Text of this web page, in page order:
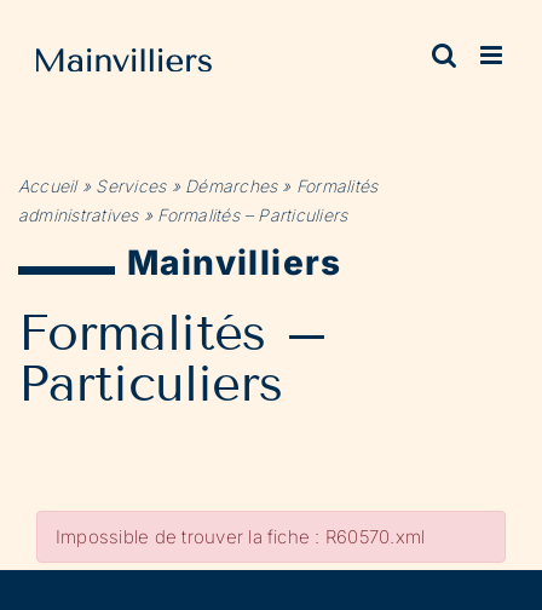
contenu
Accueil» Services» Démarches» Formalités
administratives» Formalités – Particuliers
Mainvilliers
Formalités –
Particuliers
Impossible de trouver la fiche : R60570.xml